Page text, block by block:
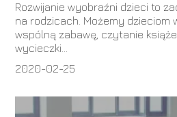
Rozwijanie wyobraźni dzieci to
na rodzicach. Możemy dzieciom
wspólną zabawę, czytanie
wycieczki...
2020-02-25